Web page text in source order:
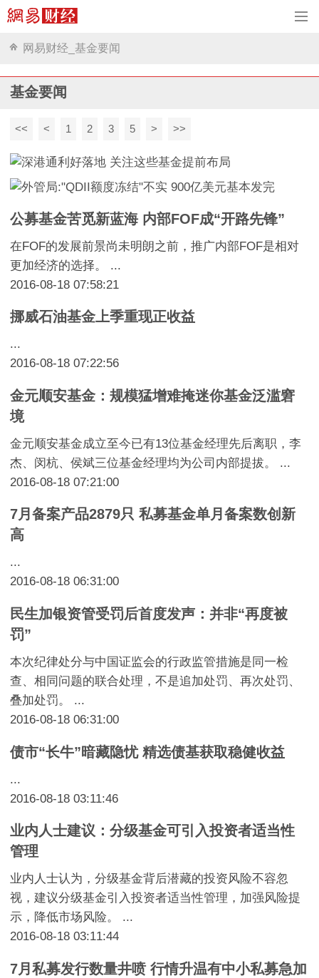
网易财经_基金要闻
基金要闻
<< < 1 2 3 5 > >>
公募基金苦觅新蓝海 内部FOF成“开路先锋”
在FOF的发展前景尚未明朗之前，推广内部FOF是相对
更加经济的选择。 ...
2016-08-18 07:58:21
挪威石油基金上季重现正收益
...
2016-08-18 07:22:56
金元顺安基金：规模猛增难掩迷你基金泛滥窘
境
金元顺安基金成立至今已有13位基金经理先后离职，李
杰、闵杭、侯斌三位基金经理均为公司内部提拔。 ...
2016-08-18 07:21:00
7月备案产品2879只 私募基金单月备案数创新
高
...
2016-08-18 06:31:00
民生加银资管受罚后首度发声：并非“再度被
罚”
本次纪律处分与中国证监会的行政监管措施是同一检
查、相同问题的联合处理，不是追加处罚、再次处罚、
叠加处罚。 ...
2016-08-18 06:31:00
债市“长牛”暗藏隐忧 精选债基获取稳健收益
...
2016-08-18 03:11:46
业内人士建议：分级基金可引入投资者适当性
管理
业内人士认为，分级基金背后潜藏的投资风险不容忽
视，建议分级基金引入投资者适当性管理，加强风险提
示，降低市场风险。 ...
2016-08-18 03:11:44
7月私募发行数量井喷 行情升温有中小私募急加